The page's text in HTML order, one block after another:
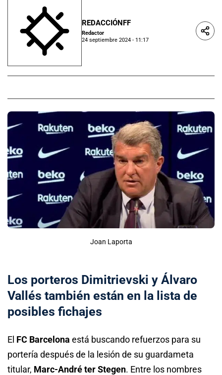
REDACCIÓNFF
Redactor
24 septiembre 2024 - 11:17
Joan Laporta
Los porteros Dimitrievski y Álvaro
Vallés también están en la lista de
posibles fichajes
El FC Barcelona está buscando refuerzos para su
portería después de la lesión de su guardameta
titular, Marc-André ter Stegen. Entre los nombres